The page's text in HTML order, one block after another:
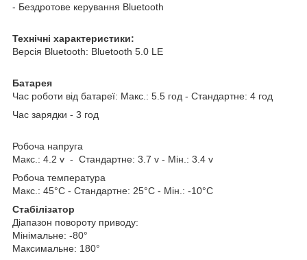
- Бездротове керування Bluetooth
Технічні характеристики:
Версія Bluetooth: Bluetooth 5.0 LE
Батарея
Час роботи від батареї: Макс.: 5.5 год - Стандартне: 4 год
Час зарядки - 3 год
Робоча напруга
Макс.: 4.2 v - Стандартне: 3.7 v - Мін.: 3.4 v
Робоча температура
Макс.: 45°C - Стандартне: 25°C - Мін.: -10°C
Стабілізатор
Діапазон повороту приводу:
Мінімальне: -80°
Максимальне: 180°